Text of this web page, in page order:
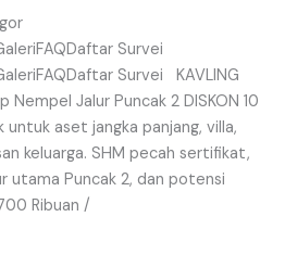
Survei
Survei KAVLING
Jalur Puncak 2 DISKON 10
untuk aset jangka panjang, villa,
keluarga. SHM pecah sertifikat,
utama Puncak 2, dan potensi
Ribuan /